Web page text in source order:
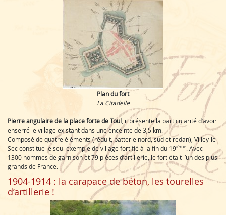
Plan du fort
La Citadelle
Pierre angulaire de la place forte de Toul , il présente la particularité d’avoir
enserré le village existant dans une enceinte de 3,5 km.
Composé de quatre éléments (réduit, batterie nord, sud et redan), Villey-le-
Sec constitue le seul exemple de village fortifié à la fin du 19ième. Avec
1300 hommes de garnison et 79 pièces d’artillerie, le fort était l’un des plus
grands de France.
1904-1914 : la carapace de béton, les tourelles
d’artillerie !